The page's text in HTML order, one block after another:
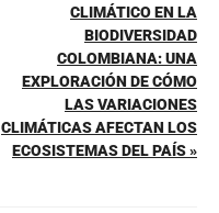
CLIMÁTICO EN LA
BIODIVERSIDAD
COLOMBIANA: UNA
EXPLORACIÓN DE CÓMO
LAS VARIACIONES
CLIMÁTICAS AFECTAN LOS
ECOSISTEMAS DEL PAÍS »